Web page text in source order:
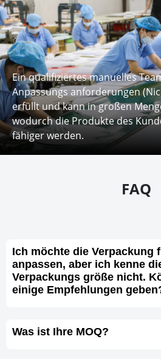
Ein qualifiziertes manuelles
Anpassungs anforderungen
erfüllt und kann in großen
wodurch die Produkte des
fähiger werden.
FAQ
Ich möchte die Verpackung
anpassen, aber ich kenne
Verpackungs größe nicht.
einige Empfehlungen
Was ist Ihre MOQ?